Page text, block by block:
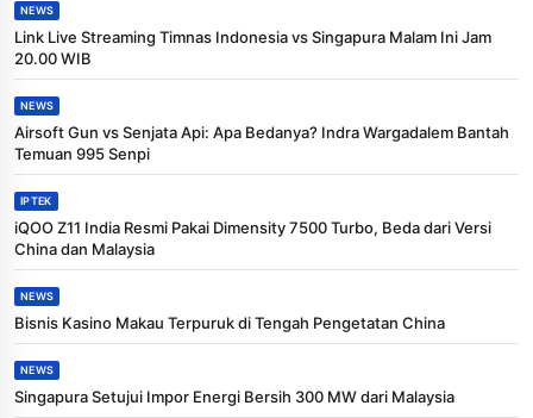
NEWS
Link Live Streaming Timnas Indonesia vs Singapura Malam Ini Jam
20.00 WIB
NEWS
Airsoft Gun vs Senjata Api: Apa Bedanya? Indra Wargadalem Bantah
Temuan 995 Senpi
IPTEK
iQOO Z11 India Resmi Pakai Dimensity 7500 Turbo, Beda dari Versi
China dan Malaysia
NEWS
Bisnis Kasino Makau Terpuruk di Tengah Pengetatan China
NEWS
Singapura Setujui Impor Energi Bersih 300 MW dari Malaysia